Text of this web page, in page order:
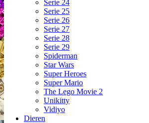
Serie 24
Serie 25
Serie 26
Serie 27
Serie 28
Serie 29
Spiderman
Star Wars
Super Heroes
Super Mario
The Lego Movie 2
Unikitty
Vidiyo
Dieren